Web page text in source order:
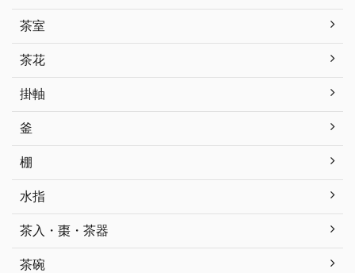
茶室
茶花
掛軸
釜
棚
水指
茶入・棗・茶器
茶碗